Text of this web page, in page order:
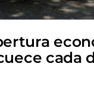
cada